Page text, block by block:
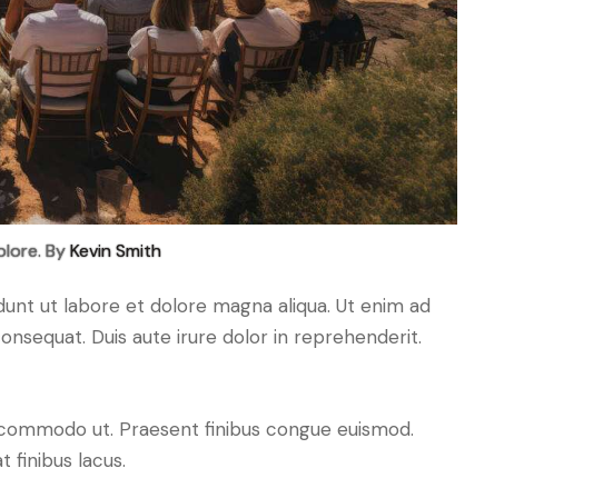
ByKevin Smith
ut labore et dolore magna aliqua. Ut enim ad
Duis aute irure dolor in reprehenderit.
ut. Praesent finibus congue euismod.
finibus lacus.